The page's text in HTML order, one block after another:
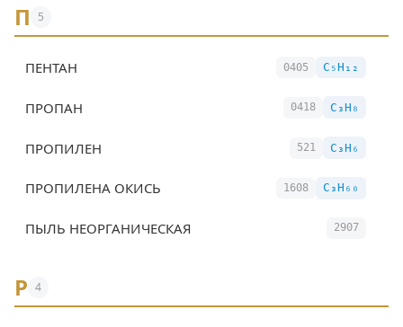
П 5
ПЕНТАН 0405 C₅H₁₂
ПРОПАН 0418 C₃H₈
ПРОПИЛЕН 521 C₃H₆
ПРОПИЛЕНА ОКИСЬ 1608 C₃H₆₀
ПЫЛЬ НЕОРГАНИЧЕСКАЯ 2907
Р 4